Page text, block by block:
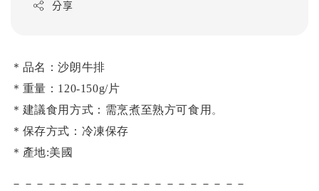
分享
＊品名：沙朗牛排
＊重量：120-150g/片
＊建議食用方式：需烹煮至熟方可食用 。
＊保存方式：冷凍保存
＊產地:美國
－－－－－－－－－－－－－－－－－－－－